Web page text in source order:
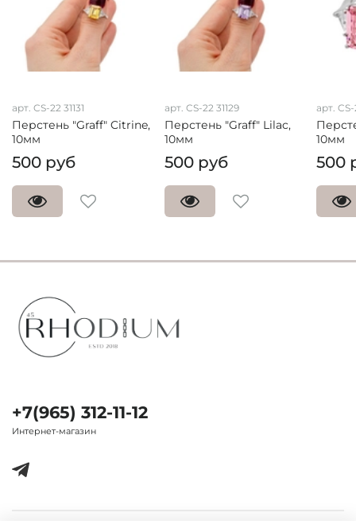
арт. CS-22 31131
Перстень "Graff" Citrine,
10мм
500 руб
арт. CS-22 31129
Перстень "Graff" Lilac,
10мм
500 руб
арт. CS-
10мм
500
+7(965) 312-11-12
Интернет-магазин